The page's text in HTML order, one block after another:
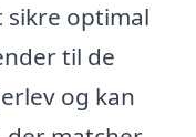
optimal
til de
og kan